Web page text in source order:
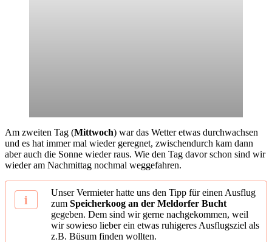
Am zweiten Tag (Mittwoch) war das Wetter etwas durchwachsen
und es hat immer mal wieder geregnet, zwischendurch kam dann
aber auch die Sonne wieder raus. Wie den Tag davor schon sind wir
wieder am Nachmittag nochmal weggefahren.
Unser Vermieter hatte uns den Tipp für einen Ausflug
zum Speicherkoog an der Meldorfer Bucht
gegeben. Dem sind wir gerne nachgekommen, weil
wir sowieso lieber ein etwas ruhigeres Ausflugsziel als
z.B. Büsum finden wollten.